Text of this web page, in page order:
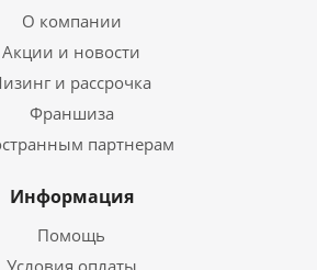
О компании
Акции и новости
и рассрочка
Франшиза
партнерам
Информация
Помощь
Условия оплаты